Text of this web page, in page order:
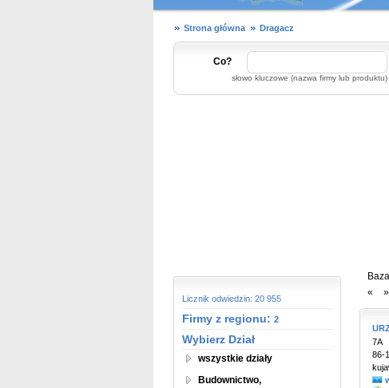
Strona główna Dragacz
Co?
słowo kluczowe (nazwa firmy lub produktu)
Licznik odwiedzin: 20 955
Firmy z regionu: 2
Wybierz Dział
wszystkie działy
Budownictwo,
«
»
7A
86-